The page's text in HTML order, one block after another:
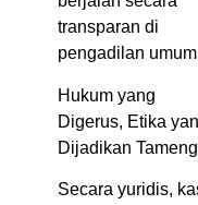
transparan di
pengadilan
Hukum yang
Digerus, Etika
Dijadikan Tameng
Secara yuridis,